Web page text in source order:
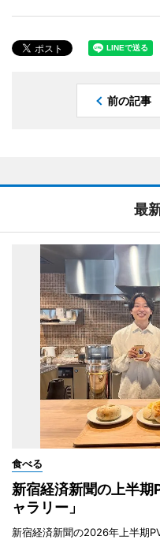
前の記事
最
食べる
新宿経済新聞の上半
ャラリー」
新宿経済新聞の2026年上半期